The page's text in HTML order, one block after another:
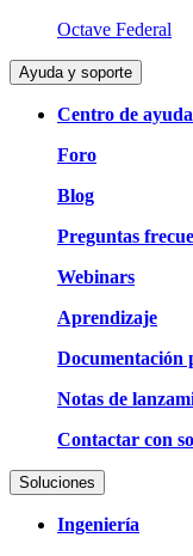
Octave Federal
Ayuda y soporte
Centro de
Foro
Blog
Preguntas
Webinars
Aprendizaje
Documentación
Notas de
Contactar con
Soluciones
Ingeniería